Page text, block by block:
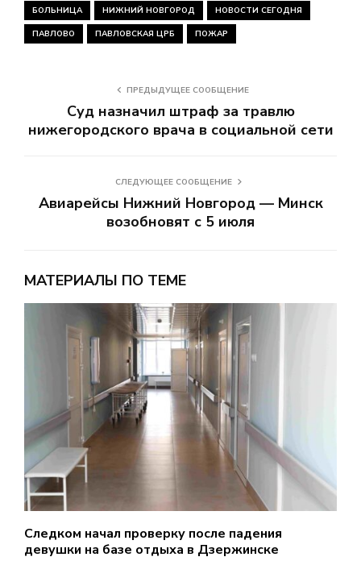
БОЛЬНИЦА НИЖНИЙ НОВГОРОД НОВОСТИ СЕГОДНЯ
ПАВЛОВО ПАВЛОВСКАЯ ЦРБ ПОЖАР
ПРЕДЫДУЩЕЕ СООБЩЕНИЕ
Суд назначил штраф за травлю
нижегородского врача в социальной сети
СЛЕДУЮЩЕЕ СООБЩЕНИЕ
Авиарейсы Нижний Новгород — Минск
возобновят с 5 июля
МАТЕРИАЛЫ ПО ТЕМЕ
Следком начал проверку после падения
девушки на базе отдыха в Дзержинске